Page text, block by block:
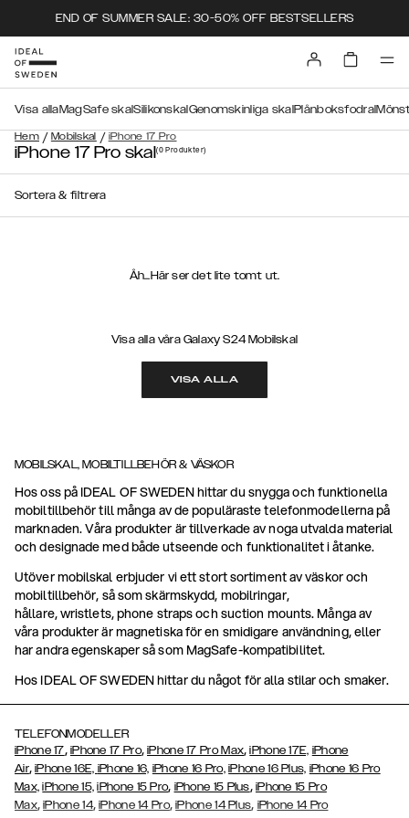
END OF SUMMER SALE: 30-50% OFF BESTSELLERS
Hem / Mobilskal / iPhone 17 Pro
Visa allaMagSafe skalSilikonskal Genomskinliga skal Plånboksfodral
iPhone 17 Pro skal(0Produkter)
Sortera & filtrera
Åh...Här ser det lite tomt ut.
Visa alla våra Galaxy S24 Mobilskal
VISA ALLA
MOBILSKAL, MOBILTILLBEHÖR & VÄSKOR
Hos oss på IDEAL OF SWEDEN hittar du snygga och funktionella
mobiltillbehör till många av de populäraste telefonmodellerna på
marknaden. Våra produkter är tillverkade av noga utvalda material
och designade med både utseende och funktionalitet i åtanke.
Utöver mobilskal erbjuder vi ett stort sortiment av väskor och
mobiltillbehör, så som skärmskydd, mobilringar,
hållare, wristlets, phone straps och suction mounts. Många av
våra produkter är magnetiska för en smidigare användning, eller
har andra egenskaper så som MagSafe-kompatibilitet.
Hos IDEAL OF SWEDEN hittar du något för alla stilar och smaker.
TELEFONMODELLER
iPhone 17, iPhone 17 Pro,iPhone 17 Pro Max,iPhone 17E, iPhone
Air,iPhone 16E, iPhone 16, iPhone 16 Pro, iPhone 16 Plus, iPhone 16 Pro
Max, iPhone 15, iPhone 15 Pro, iPhone 15 Plus, iPhone 15 Pro
Max,iPhone 14,iPhone 14 Pro,iPhone 14 Plus, iPhone 14 Pro